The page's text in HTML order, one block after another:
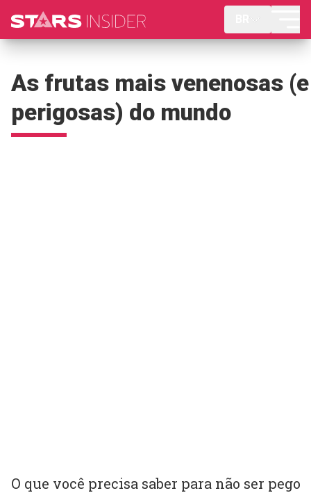
As frutas mais venenosas (e
perigosas) do mundo
O que você precisa saber para não ser pego